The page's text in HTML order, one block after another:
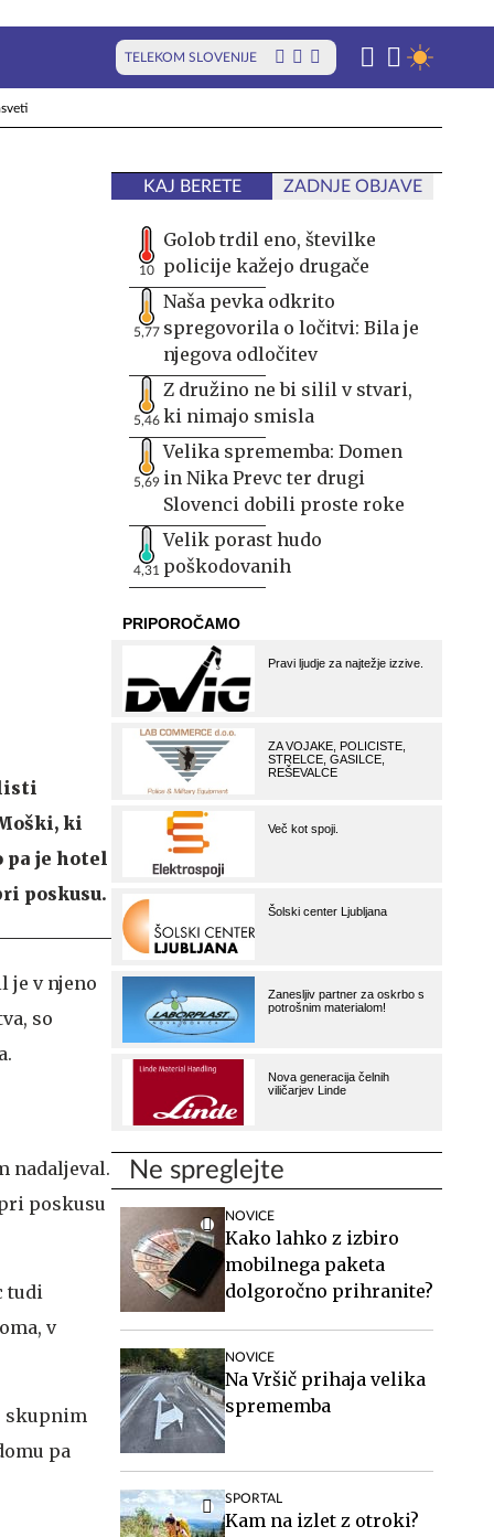
TELEKOM SLOVENIJE
ki
pa je hotel
poskusu.
je v njeno
so
nadaljeval.
poskusu
tudi
v
skupnim
pa
KAJ BERETE ZADNJE OBJAVE
10
Golob trdil eno, številke
policije kažejo drugače
5,77
Naša pevka odkrito
spregovorila o ločitvi: Bila je
njegova odločitev
5,46
Z družino ne bi silil v stvari,
ki nimajo smisla
5,69
Velika sprememba: Domen
in Nika Prevc ter drugi
Slovenci dobili proste roke
4,31
Velik porast hudo
poškodovanih
Ne spreglejte
NOVICE
Kako lahko z izbiro
mobilnega paketa
dolgoročno prihranite?
NOVICE
Na Vršič prihaja velika
sprememba
SPORTAL
Kam na izlet z otroki?